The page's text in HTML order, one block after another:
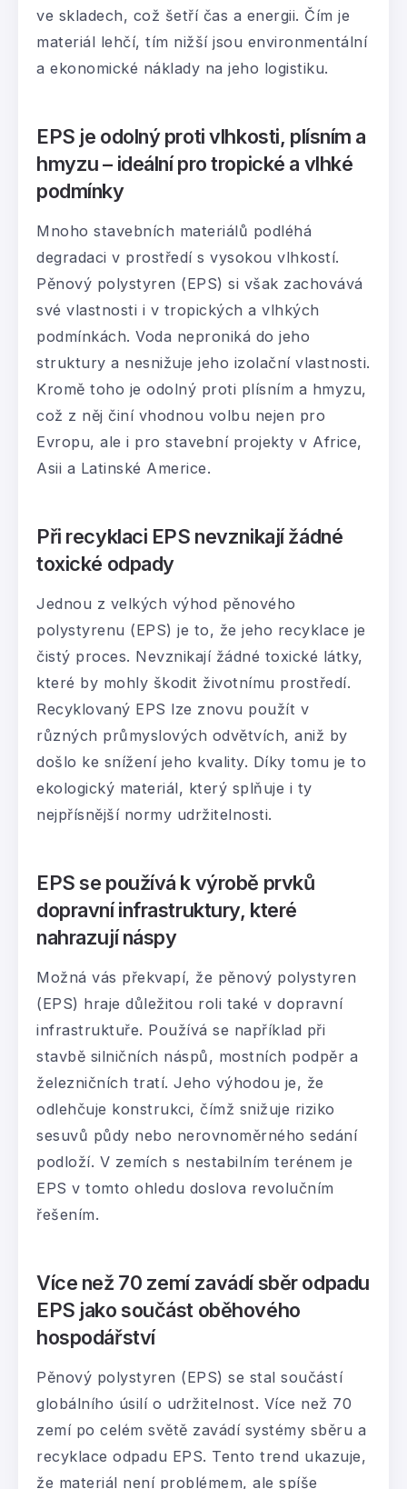
ve skladech, což šetří čas a energii. Čím je
materiál lehčí, tím nižší jsou environmentální
a ekonomické náklady na jeho logistiku.
EPS je odolný proti vlhkosti, plísním a
hmyzu – ideální pro tropické a vlhké
podmínky
Mnoho stavebních materiálů podléhá
degradaci v prostředí s vysokou vlhkostí.
Pěnový polystyren (EPS) si však zachovává
své vlastnosti i v tropických a vlhkých
podmínkách. Voda neproniká do jeho
struktury a nesnižuje jeho izolační vlastnosti.
Kromě toho je odolný proti plísním a hmyzu,
což z něj činí vhodnou volbu nejen pro
Evropu, ale i pro stavební projekty v Africe,
Asii a Latinské Americe.
Při recyklaci EPS nevznikají žádné
toxické odpady
Jednou z velkých výhod pěnového
polystyrenu (EPS) je to, že jeho recyklace je
čistý proces. Nevznikají žádné toxické látky,
které by mohly škodit životnímu prostředí.
Recyklovaný EPS lze znovu použít v
různých průmyslových odvětvích, aniž by
došlo ke snížení jeho kvality. Díky tomu je to
ekologický materiál, který splňuje i ty
nejpřísnější normy udržitelnosti.
EPS se používá k výrobě prvků
dopravní infrastruktury, které
nahrazují náspy
Možná vás překvapí, že pěnový polystyren
(EPS) hraje důležitou roli také v dopravní
infrastruktuře. Používá se například při
stavbě silničních náspů, mostních podpěr a
železničních tratí. Jeho výhodou je, že
odlehčuje konstrukci, čímž snižuje riziko
sesuvů půdy nebo nerovnoměrného sedání
podloží. V zemích s nestabilním terénem je
EPS v tomto ohledu doslova revolučním
řešením.
Více než 70 zemí zavádí sběr odpadu
EPS jako součást oběhového
hospodářství
Pěnový polystyren (EPS) se stal součástí
globálního úsilí o udržitelnost. Více než 70
zemí po celém světě zavádí systémy sběru a
recyklace odpadu EPS. Tento trend ukazuje,
že materiál není problémem, ale spíše